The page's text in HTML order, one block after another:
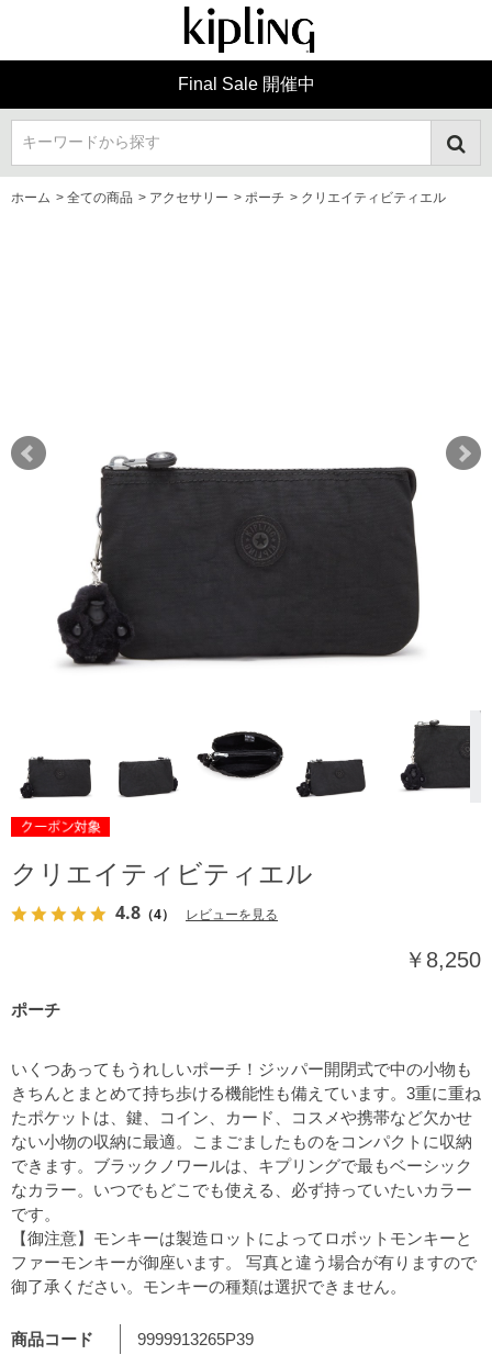
Final Sale 開催中
キーワードから探す
ホーム > 全ての商品 > アクセサリー > ポーチ > クリエイティビティエル
クリエイティビティエル
4.8 （4） レビューを見る
ポーチ
￥8,250
商品コード 9999913265P39
いくつあってもうれしいポーチ！ジッパー開閉式で中の小物も
きちんとまとめて持ち歩ける機能性も備えています。3重に重ね
たポケットは、鍵、コイン、カード、コスメや携帯など欠かせ
ない小物の収納に最適。こまごましたものをコンパクトに収納
できます。ブラックノワールは、キプリングで最もベーシック
なカラー。いつでもどこでも使える、必ず持っていたいカラー
です。
【御注意】モンキーは製造ロットによってロボットモンキーと
ファーモンキーが御座います。 写真と違う場合が有りますので
御了承ください。モンキーの種類は選択できません。